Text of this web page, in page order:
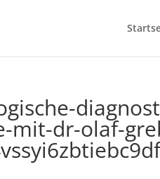
mit-dr-olaf-